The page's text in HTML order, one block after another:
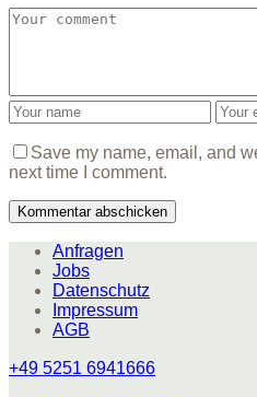
Save my name, email, and
next time I comment.
Anfragen
Jobs
Datenschutz
Impressum
AGB
+49 5251 6941666